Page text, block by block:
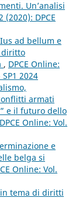
Un’analisi
(2020): DPCE
Ius ad bellum e
diritto
, DPCE Online:
2024
armati
e il futuro dello
DPCE Online: Vol.
e
belga si
Online: Vol.
tema di diritti